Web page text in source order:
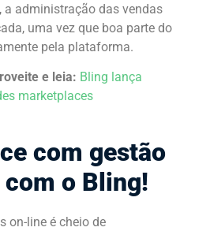
a administração das vendas
uma vez que boa parte do
pela plataforma.
e leia: Bling lança
marketplaces
com gestão
o Bling!
on-line é cheio de